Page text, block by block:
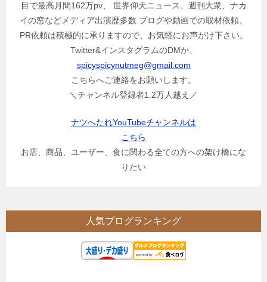
目で最高月間162万pv、 世界仰天ニュース、週刊大衆、ナカ
イの窓などメディア出演歴多数 ブログや動画での取材依頼、
PR依頼は積極的に承りますので、お気軽にお声がけ下さい。
Twitter&インスタグラムのDMか、
spicyspicynutmeg@gmail.com
こちらへご連絡をお願いします。
＼チャンネル登録者1.2万人越え／
ナツへたれYouTubeチャンネルは
こちら
お店、商品、ユーザー、食に関わる全ての方への架け橋にな
りたい
人気ブログランキング